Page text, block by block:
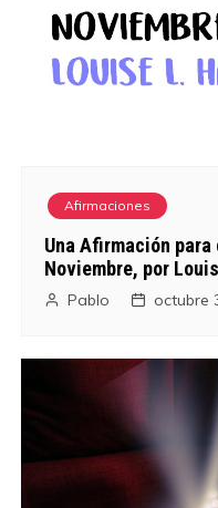
Afirmaciones
Una Afirmación
Noviembre, por
Pablo octubre